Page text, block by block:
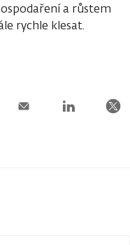
a růstem
rychle klesat.